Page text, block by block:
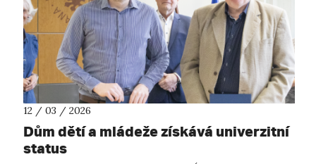
12 / 03 / 2026
Dům dětí a mládeže získává univerzitní
status